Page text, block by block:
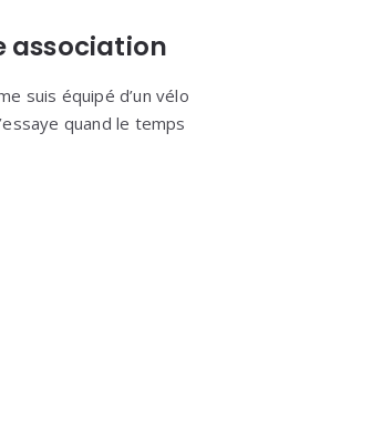
association
suis équipé d’un vélo
quand le temps